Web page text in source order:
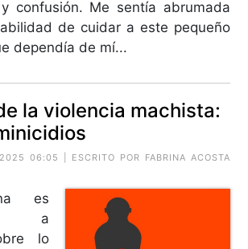
confusión. Me sentía abrumada
de cuidar a este pequeño
dependía de mí...
la violencia machista:
06:05 | ESCRITO POR FABRINA ACOSTA
es
a
lo